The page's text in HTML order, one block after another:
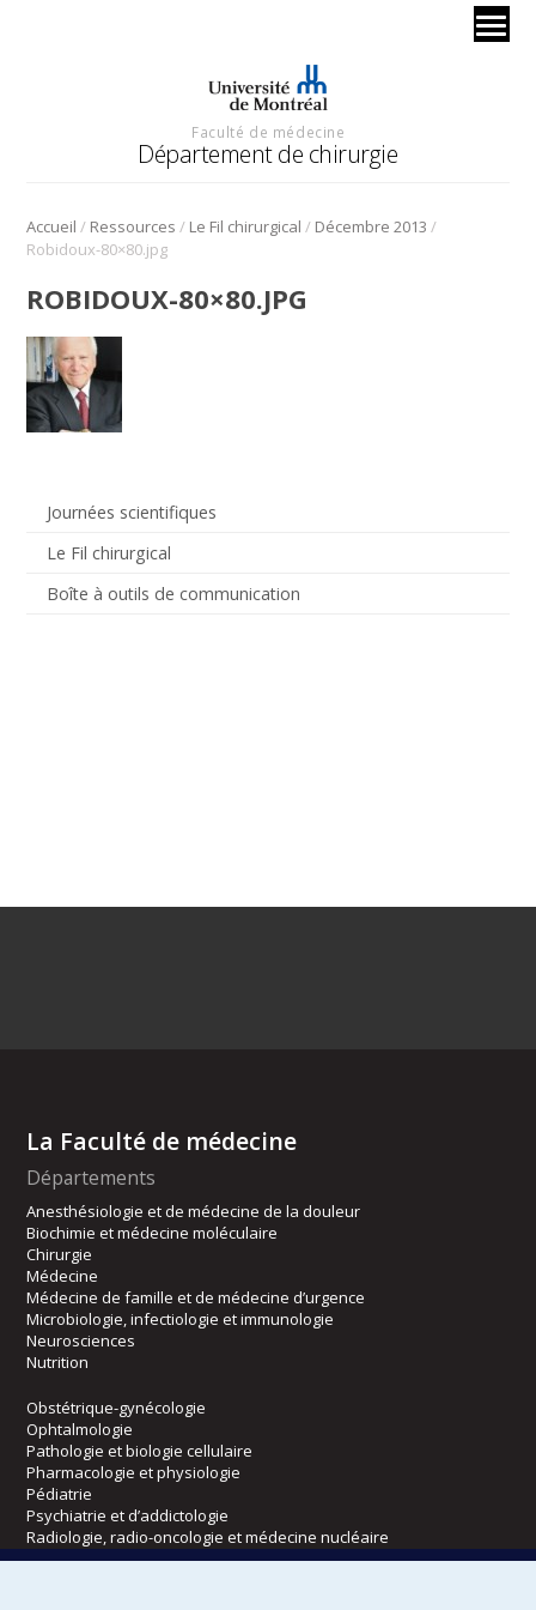
Faculté de médecine
Département de chirurgie
Accueil / Ressources / Le Fil chirurgical / Décembre 2013 /
Robidoux-80×80.jpg
Journées scientifiques
Le Fil chirurgical
Boîte à outils de communication
ROBIDOUX-80×80.JPG
La Faculté de médecine
Départements
Anesthésiologie et de médecine de la douleur
Biochimie et médecine moléculaire
Chirurgie
Médecine
Médecine de famille et de médecine d’urgence
Microbiologie, infectiologie et immunologie
Neurosciences
Nutrition
Obstétrique-gynécologie
Ophtalmologie
Pathologie et biologie cellulaire
Pharmacologie et physiologie
Pédiatrie
Psychiatrie et d’addictologie
Radiologie, radio-oncologie et médecine nucléaire